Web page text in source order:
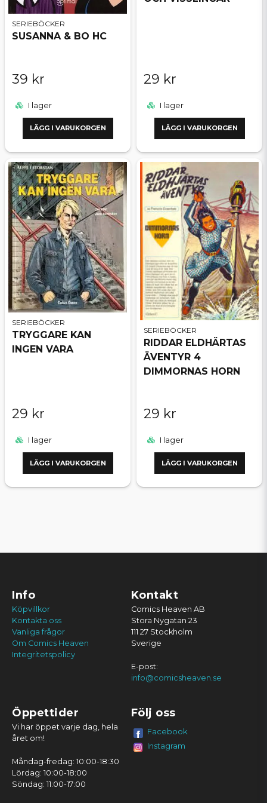
SERIEBÖCKER
SUSANNA & BO HC
39 kr
I lager
LÄGG I VARUKORGEN
29 kr
I lager
LÄGG I VARUKORGEN
SERIEBÖCKER
TRYGGARE KAN
INGEN VARA
29 kr
I lager
LÄGG I VARUKORGEN
SERIEBÖCKER
RIDDAR ELDHÄRTAS
ÄVENTYR 4
DIMMORNAS HORN
29 kr
I lager
LÄGG I VARUKORGEN
Info
Köpvillkor
Kontakta oss
Vanliga frågor
Om Comics Heaven
Integritetspolicy
Kontakt
Comics Heaven AB
Stora Nygatan 23
111 27 Stockholm
Sverige
E-post:
info@comicsheaven.se
Öppettider
Vi har öppet varje dag, hela
året om!
Måndag-fredag: 10:00-18:30
Lördag: 10:00-18:00
Söndag: 11:00-17:00
Följ oss
Facebook
Instagram